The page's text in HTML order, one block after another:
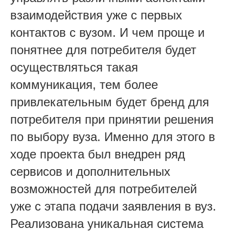
взаимодействия уже с первых
контактов с вузом. И чем проще и
понятнее для потребителя будет
осуществляться такая
коммуникация, тем более
привлекательным будет бренд для
потребителя при принятии решения
по выбору вуза. Именно для этого в
ходе проекта был внедрен ряд
сервисов и дополнительных
возможностей для потребителей
уже с этапа подачи заявления в вуз.
Реализована уникальная система